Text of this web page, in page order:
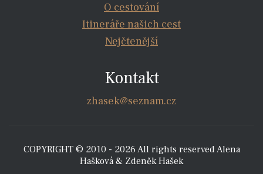
O cestování
Itineráře našich cest
Nejčtenější
Kontakt
zhasek@seznam.cz
COPYRIGHT © 2010 - 2026 All rights reserved Alena
Hašková & Zdeněk Hašek